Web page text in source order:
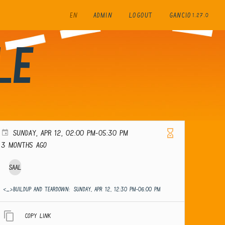
EN ADMIN LOGOUT GANCIO 1.27.0
SUNDAY, APR 12, 02:00 PM-05:30 PM
3 months ago
Saal
<_>Buildup and teardown: SUNDAY, APR 12, 12:30 PM-06:00 PM
Copy link